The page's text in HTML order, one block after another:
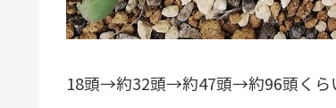
18頭→約32頭→約47頭→約96頭くら